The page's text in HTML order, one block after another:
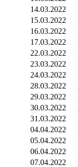
14.03.2022
15.03.2022
16.03.2022
17.03.2022
22.03.2022
23.03.2022
24.03.2022
28.03.2022
29.03.2022
30.03.2022
31.03.2022
04.04.2022
05.04.2022
06.04.2022
07.04.2022